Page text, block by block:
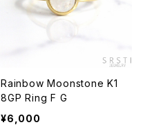
Rainbow Moonstone K1
8GP Ring F G
¥6,000